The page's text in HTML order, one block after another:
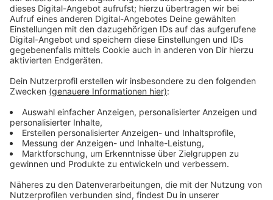
Anzeige
Mehr Links und Infos zum Thema:
Hier die Wintervögel eintragen
Wie geht es Tieren im Hochwasser?
Einen naturnahen Garten anlegen
Anzeige